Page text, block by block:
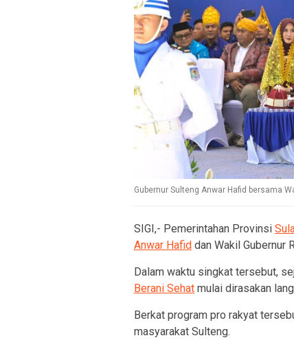
Gubernur Sulteng Anwar Hafid bersama
SIGI,- Pemerintahan Provinsi
Anwar Hafid dan Wakil Gubernur
Dalam waktu singkat tersebut,
Berani Sehat mulai dirasakan
Berkat program pro rakyat
masyarakat Sulteng.